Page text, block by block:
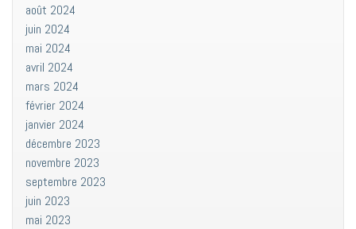
août 2024
juin 2024
mai 2024
avril 2024
mars 2024
février 2024
janvier 2024
décembre 2023
novembre 2023
septembre 2023
juin 2023
mai 2023